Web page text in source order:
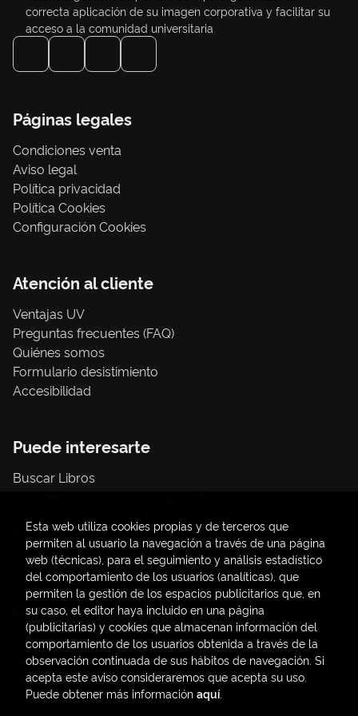
correcta aplicación de su imagen corporativa y facilitar su
acceso a la comunidad universitaria
Páginas legales
Condiciones venta
Aviso legal
Política privacidad
Política Cookies
Configuración Cookies
Atención al cliente
Ventajas UV
Preguntas frecuentes (FAQ)
Quiénes somos
Formulario desistimiento
Accesibilidad
Puede interesarte
Buscar Libros
Papelería / material oficina
Consumo Sostenible
Contacto
C/ Amadeo de Saboya, 4
(+34) 963828968
latendauv@fundacio.es
Formulario de contacto
Esta web utiliza cookies propias y de terceros que
permiten al usuario la navegación a través de una página
web (técnicas), para el seguimiento y análisis estadístico
del comportamiento de los usuarios (analíticas), que
permiten la gestión de los espacios publicitarios que, en
su caso, el editor haya incluido en una página
(publicitarias) y cookies que almacenan información del
comportamiento de los usuarios obtenida a través de la
observación continuada de sus hábitos de navegación. Si
acepta este aviso consideraremos que acepta su uso.
Puede obtener más información aquí.